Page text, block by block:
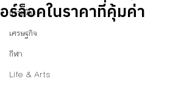
การเมือง
เศรษฐกิจ
กีฬา
Life & Arts
อร์ล็อคในราคาที่คุ้มค่า